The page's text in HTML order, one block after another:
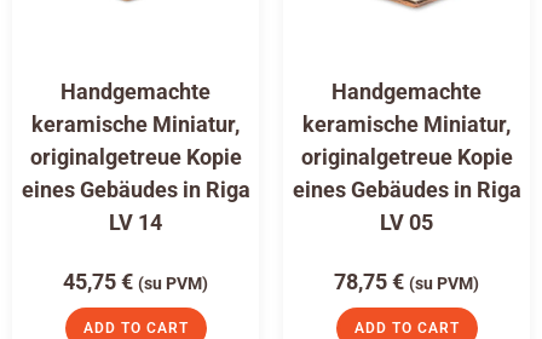
Handgemachte
keramische Miniatur,
originalgetreue Kopie
eines Gebäudes in Riga
LV 14
45,75€ (su PVM)
ADD TO CART
Handgemachte
keramische Miniatur,
originalgetreue Kopie
eines Gebäudes in Riga
LV 05
78,75€ (su PVM)
ADD TO CART